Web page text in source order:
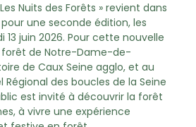
Nuits des Forêts » revient dans
une seconde édition, les
13 juin 2026. Pour cette nouvelle
forêt de Notre-Dame-de-
de Caux Seine agglo, et au
des boucles de la Seine
est invité à découvrir la forêt
à vivre une expérience